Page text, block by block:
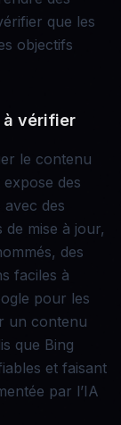
que les
objectifs
à vérifier
le contenu
des
des
mise à jour,
des
faciles à
pour les
un contenu
que Bing
et faisant
par l’IA